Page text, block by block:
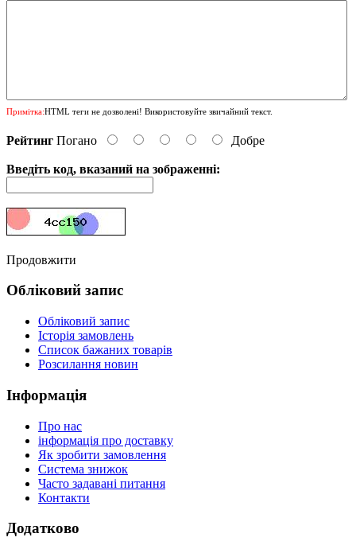
Примітка:HTML теги не дозволені! Використовуйте звичайний текст.
Рейтинг Погано Добре
Введіть код, вказаний на зображенні:
Продовжити
Обліковий запис
Обліковий запис
Історія замовлень
Список бажаних товарів
Розсилання новин
Інформація
Про нас
інформація про доставку
Як зробити замовлення
Система знижок
Часто задавані питання
Контакти
Додатково